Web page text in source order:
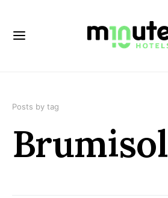
Posts by tag
Brumisol